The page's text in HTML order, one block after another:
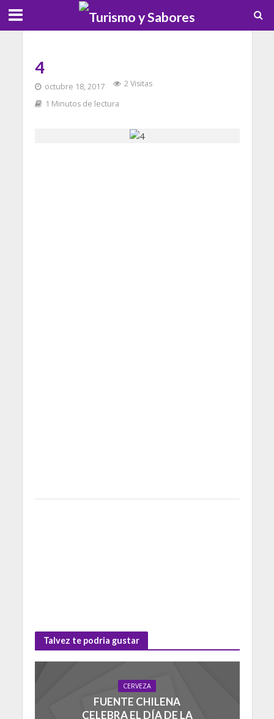
4
octubre 18, 2017
2 Visitas
1 Minutos de lectura
Talvez te podria gustar
CERVEZA
FUENTE CHILENA
CELEBRA EL DÍA DE LA